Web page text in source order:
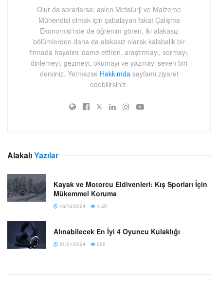
Olur da sorarlarsa; aslen Metalurji ve Malzeme
Mühendisi olmak için çabalayan fakat Çalışma
Ekonomisi'nde de öğrenim gören, iki alakasız
bölümlerden daha da alakasız olarak kalabalık bir
firmada hayatını idame ettiren, araştırmayı, sormayı,
dinlemeyi, gezmeyi, okumayı ve yazmayı seven biri
dersiniz. Yetmezse Hakkımdasayfamı ziyaret
edebilirsiniz.
AlakalıYazılar
Kayak ve Motorcu Eldivenleri: Kış Sporları İçin
Mükemmel Koruma
16/12/2024 1.5K
Alınabilecek En İyi 4 Oyuncu Kulaklığı
21/01/2024 255